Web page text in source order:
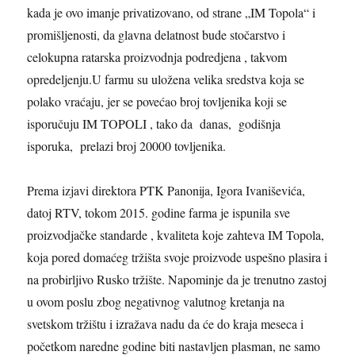
kada je ovo imanje privatizovano, od strane „IM Topola“ i
promišljenosti, da glavna delatnost bude stočarstvo i
celokupna ratarska proizvodnja podredjena , takvom
opredeljenju.U farmu su uložena velika sredstva koja se
polako vraćaju, jer se povećao broj tovljenika koji se
isporučuju IM TOPOLI , tako da danas, godišnja
isporuka, prelazi broj 20000 tovljenika.
Prema izjavi direktora PTK Panonija, Igora Ivaniševića,
datoj RTV, tokom 2015. godine farma je ispunila sve
proizvodjačke standarde , kvaliteta koje zahteva IM Topola,
koja pored domaćeg tržišta svoje proizvode uspešno plasira i
na probirljivo Rusko tržište. Napominje da je trenutno zastoj
u ovom poslu zbog negativnog valutnog kretanja na
svetskom tržištu i izražava nadu da će do kraja meseca i
početkom naredne godine biti nastavljen plasman, ne samo